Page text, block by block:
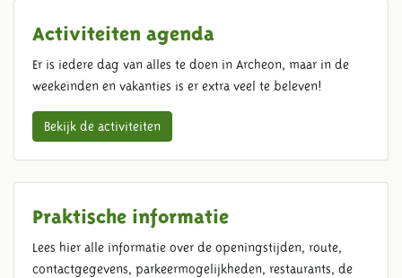
Activiteiten agenda
Er is iedere dag van alles te doen in Archeon, maar in de
weekeinden en vakanties is er extra veel te beleven!
Bekijk de activiteiten
Praktische informatie
Lees hier alle informatie over de openingstijden, route,
contactgegevens, parkeermogelijkheden, restaurants, de